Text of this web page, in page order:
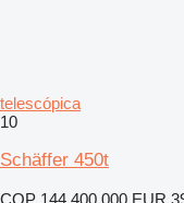
telescópica
10
Schäffer 450t
COP 144.400.000 EUR